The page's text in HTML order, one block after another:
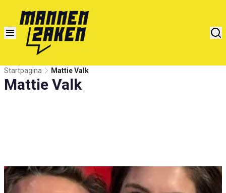
Startpagina Mattie Valk
Mattie Valk